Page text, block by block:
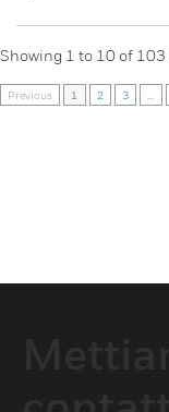
Showing 1 to 10 of 103
Previous 1 2 3